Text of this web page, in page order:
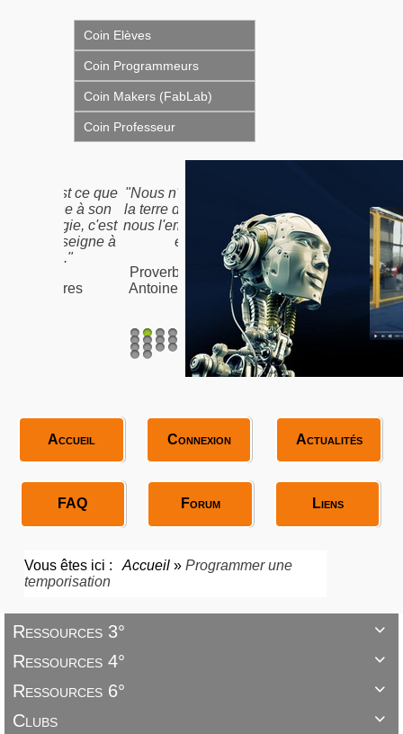
Coin Elèves
Coin Programmeurs
Coin Makers (FabLab)
Coin Professeur
"Nous n'héritons pas de
la terre de nos ancêtres,
nous l'empruntons à nos
Proverbe Amérindien /
Antoine de St-Exupéry
1 2 3 4
6 7 8 9 10
1112 15
Accueil Connexion Actualités
FAQ Forum Liens
Vous êtes ici : Accueil » Programmer une
temporisation

Ressources 3°

Ressources 4°

Ressources 6°

Clubs